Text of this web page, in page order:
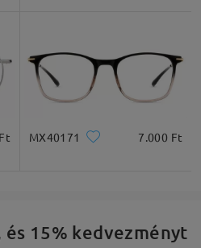
MX40171 7.000 Ft
15% kedvezményt